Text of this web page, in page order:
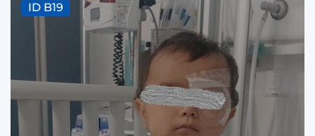
ID B19